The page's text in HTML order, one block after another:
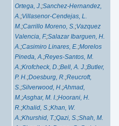
Ortega, J.;Sanchez-Hernandez,
A.;Villasenor-Cendejas, L.
M.;Carrillo Moreno, S.;Vazquez
Valencia, F.;Salazar Ibarguen, H.
A.;Casimiro Linares, E.;Morelos
Pineda, A.;Reyes-Santos, M.
A.;Krofcheck, D.;Bell, A. J.;Butler,
P. H.;Doesburg, R.;Reucroft,
S.;Silverwood, H.;Ahmad,
M.;Asghar, M. I.;Hoorani, H.
R.;Khalid, S.;Khan, W.
A.;Khurshid, T.;Qazi, S.;Shah, M.